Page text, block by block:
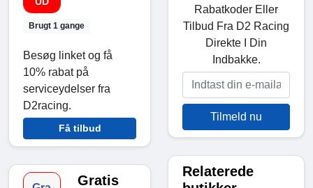
Brugt 1 gange
Besøg linket og få
10% rabat på
serviceydelser fra
D2racing.
Få tilbud
Gratis
Rabatkoder Eller
Tilbud Fra D2 Racing
Direkte I Din
Indbakke.
Tilmeld nu
Relaterede